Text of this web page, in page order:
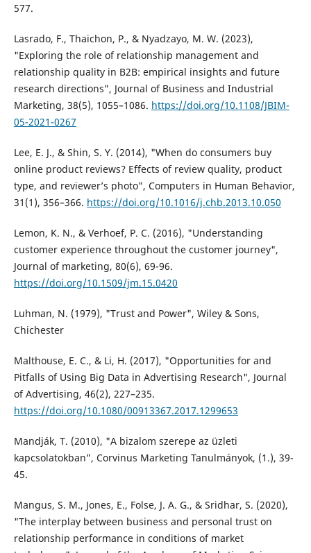
577.
Lasrado, F., Thaichon, P., & Nyadzayo, M. W. (2023),
"Exploring the role of relationship management and
relationship quality in B2B: empirical insights and future
research directions", Journal of Business and Industrial
Marketing, 38(5), 1055–1086. https://doi.org/10.1108/JBIM-
05-2021-0267
Lee, E. J., & Shin, S. Y. (2014), "When do consumers buy
online product reviews? Effects of review quality, product
type, and reviewer’s photo", Computers in Human Behavior,
31(1), 356–366. https://doi.org/10.1016/j.chb.2013.10.050
Lemon, K. N., & Verhoef, P. C. (2016), "Understanding
customer experience throughout the customer journey",
Journal of marketing, 80(6), 69-96.
https://doi.org/10.1509/jm.15.0420
Luhman, N. (1979), "Trust and Power", Wiley & Sons,
Chichester
Malthouse, E. C., & Li, H. (2017), "Opportunities for and
Pitfalls of Using Big Data in Advertising Research", Journal
of Advertising, 46(2), 227–235.
https://doi.org/10.1080/00913367.2017.1299653
Mandják, T. (2010), "A bizalom szerepe az üzleti
kapcsolatokban", Corvinus Marketing Tanulmányok, (1.), 39-
45.
Mangus, S. M., Jones, E., Folse, J. A. G., & Sridhar, S. (2020),
"The interplay between business and personal trust on
relationship performance in conditions of market